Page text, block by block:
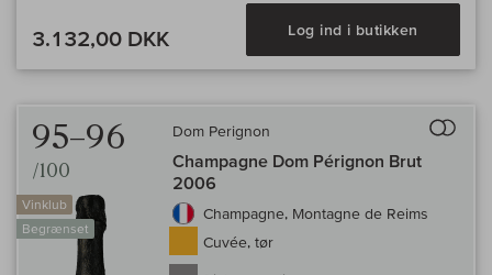
3.132,00 DKK Log ind i butikken
95–96
/100
Vinklub
Begrænset
Dom Perignon
Champagne Dom Pérignon Brut
2006
Champagne, Montagne de Reims
Cuvée, tør